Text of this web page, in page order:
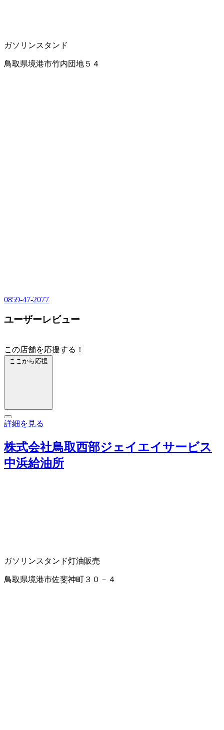
ガソリンスタンド
鳥取県境港市竹内団地５４
0859-47-2077
ユーザーレビュー
この店舗を応援する！
ここから応援
詳細を見る
株式会社鳥取西部ジェイエイサービス
中浜給油所
ガソリンスタンド灯油販売
鳥取県境港市佐斐神町３０－４